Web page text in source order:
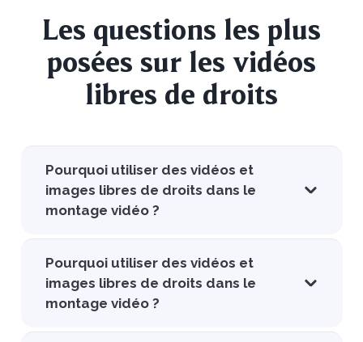
Les questions les plus
posées sur les vidéos
libres de droits
Pourquoi utiliser des vidéos et
images libres de droits dans le
montage vidéo ?
Pourquoi utiliser des vidéos et
images libres de droits dans le
montage vidéo ?